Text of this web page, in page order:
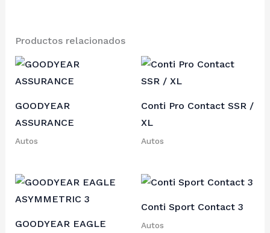
Productos relacionados
GOODYEAR
ASSURANCE
Autos
Conti Pro Contact SSR /
XL
Autos
GOODYEAR EAGLE
Conti Sport Contact 3
Autos